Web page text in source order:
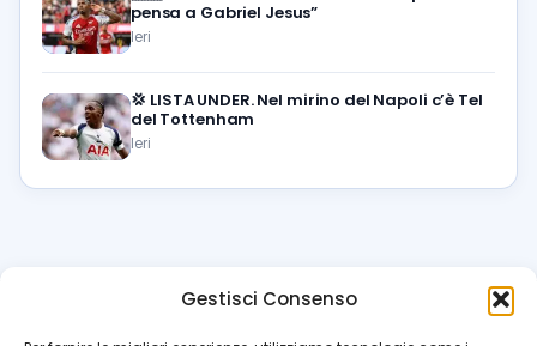
Gestisci Consenso
pensa a Gabriel Jesus”
Ieri
💢 LISTA UNDER. Nel mirino del Napoli c’è Tel
del Tottenham
Ieri
azzurrissimo.it